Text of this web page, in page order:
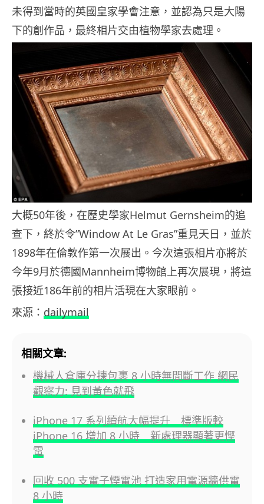
未得到當時的英國皇家學會注意，並認為只是大陽
下的創作品，最終相片交由植物學家去處理。
大概50年後，在歷史學家Helmut Gernsheim的追
查下，終於令”Window At Le Gras”重見天日，並於
1898年在倫敦作第一次展出。今次這張相片亦將於
今年9月於德國Mannheim博物館上再次展現，將這
張接近186年前的相片活現在大家眼前。
來源： dailymail
相關文章:
機械人倉庫分揀包裹 8 小時無間斷工作 網民
觀察力: 見到黃色就飛
iPhone 17 系列續航大幅提升 標準版較
iPhone 16 增加 8 小時 新處理器顯著更慳
電
回收 500 支電子煙電池 打造家用電源牆供電
8 小時